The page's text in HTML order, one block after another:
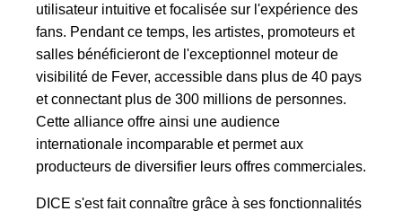
utilisateur intuitive et focalisée sur l'expérience des
fans. Pendant ce temps, les artistes, promoteurs et
salles bénéficieront de l'exceptionnel moteur de
visibilité de Fever, accessible dans plus de 40 pays
et connectant plus de 300 millions de personnes.
Cette alliance offre ainsi une audience
internationale incomparable et permet aux
producteurs de diversifier leurs offres commerciales.
DICE s'est fait connaître grâce à ses fonctionnalités